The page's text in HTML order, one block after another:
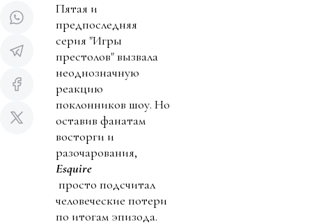
Пятая и
предпоследняя
серия "Игры
престолов" вызвала
неоднозначную
реакцию
поклонников шоу. Но
оставив фанатам
восторги и
разочарования,
Esquire
просто подсчитал
человеческие потери
по итогам эпизода.